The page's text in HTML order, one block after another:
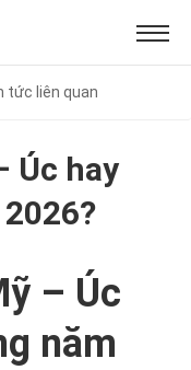
tức liên quan
Úc hay
– Úc
năm